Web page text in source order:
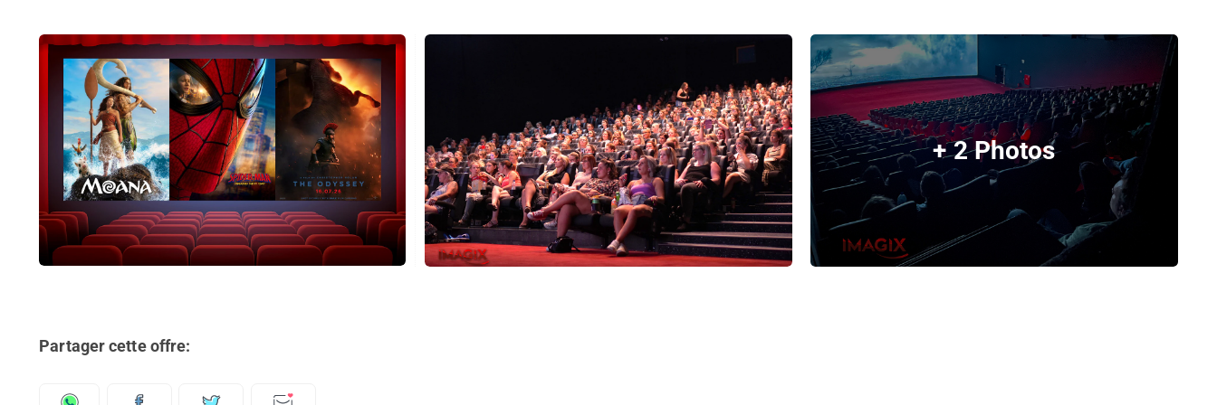
+ 2 Photos
Partager cette offre: